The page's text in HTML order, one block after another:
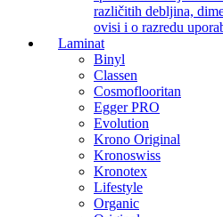
različitih debljina,
ovisi i o razredu
Laminat
Binyl
Classen
Cosmoflooritan
Egger PRO
Evolution
Krono Original
Kronoswiss
Kronotex
Lifestyle
Organic